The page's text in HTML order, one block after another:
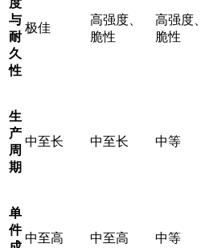
度
与
耐
久
性
极佳
高强度、
脆性
高强度、
脆性
生
产
周
期
中至长 中至长 中等
单
件
中至高 中至高 中等